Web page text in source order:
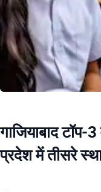
गाजियाबाद टॉप-
प्रदेश में तीसरे